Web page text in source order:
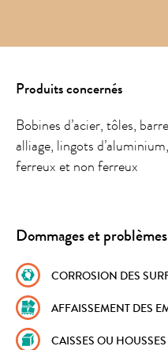
Produits concernés
Bobines d’acier, tôles,
alliage, lingots
ferreux et non ferreux
Dommages et
CORROSION DES
AFFAISSEMENT DES
CAISSES OU